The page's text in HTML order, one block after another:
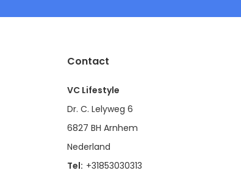
Contact
VC Lifestyle
Dr. C. Lelyweg 6
6827 BH Arnhem
Nederland
Tel: +31853030313